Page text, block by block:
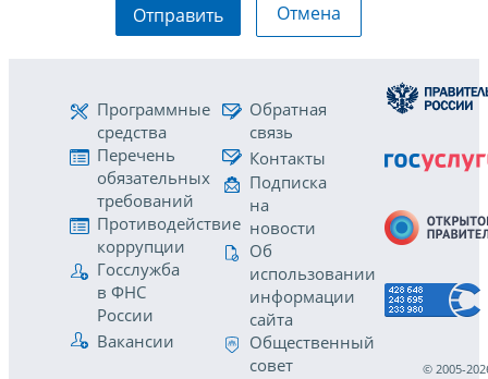
Отправить Отмена
Программные
средства
Перечень
обязательных
требований
Противодействие
коррупции
Госслужба
в ФНС
России
Вакансии
Обратная
связь
Контакты
Подписка
на
новости
Об
использовании
информации
сайта
Общественный
совет
© 2005-